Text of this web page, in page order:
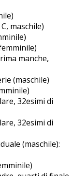
maschile)
manche,
(maschile)
32esimi di
32esimi di
(maschile):